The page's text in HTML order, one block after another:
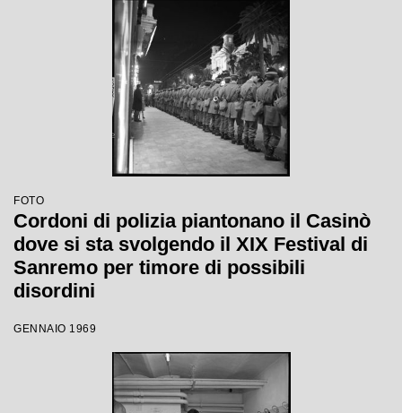
FOTO
Cordoni di polizia piantonano il Casinò
dove si sta svolgendo il XIX Festival di
Sanremo per timore di possibili
disordini
GENNAIO 1969